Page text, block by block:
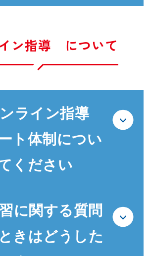
ン指導 について
ライン指導
ト体制につい
ください
に関する質問
きはどうした